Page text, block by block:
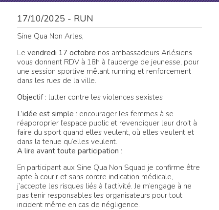
17/10/2025 - RUN
Sine Qua Non Arles,
Le vendredi 17 octobre nos ambassadeurs Arlésiens
vous donnent RDV à 18h à l’auberge de jeunesse, pour
une session sportive mêlant running et renforcement
dans les rues de la ville.
Objectif: lutter contre les violences sexistes
L’idée est simple : encourager les femmes à se
réapproprier l’espace public et revendiquer leur droit à
faire du sport quand elles veulent, où elles veulent et
dans la tenue qu’elles veulent.
A lire avant toute participation :
En participant aux Sine Qua Non Squad je confirme être
apte à courir et sans contre indication médicale,
j’accepte les risques liés à l’activité. Je m’engage à ne
pas tenir responsables les organisateurs pour tout
incident même en cas de négligence.